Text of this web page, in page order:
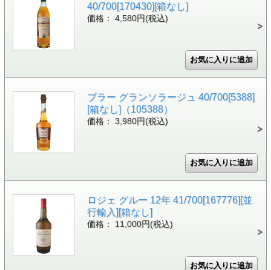
40/700[170430][箱なし]
価格： 4,580円(税込)
ブラー グランソラージュ 40/700[5388]
[箱なし]（105388）
価格： 3,980円(税込)
ロジェ グルー 12年 41/700[167776][並
行輸入][箱なし]
価格： 11,000円(税込)